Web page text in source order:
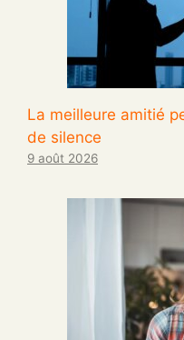
La meilleure amitié
de silence
9 août 2026